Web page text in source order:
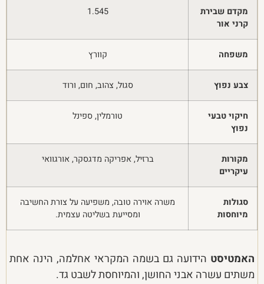
מקדם שבירת
קרני אור
1.545
משפחה קוורץ
צבע נפוץ סגול, צהוב, חום, ורוד
חיקוי טבעי
נפוץ
טורמלין, ספינל
מקורות
עיקריים
ברזיל, אפריקה מדגסקר, אורגוואי
סגולות
מיוחסות
משרה אוירה טובה, משפיעה על צורת החשיבה
ומסייעת בשליטה עצמית.
האמטיסט הידועה גם בשמה המקראי אחלמה, הינה אחת
משתים עשרה אבני החושן, והמיוחסת לשבט גד.